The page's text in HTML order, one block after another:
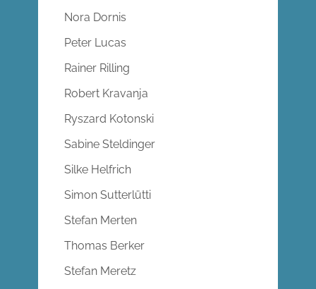
Nora Dornis
Peter Lucas
Rainer Rilling
Robert Kravanja
Ryszard Kotonski
Sabine Steldinger
Silke Helfrich
Simon Sutterlütti
Stefan Merten
Thomas Berker
Stefan Meretz